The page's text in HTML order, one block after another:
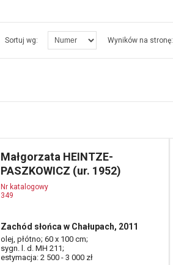
Sortuj wg: Wyników na stronę:
Małgorzata HEINTZE-
PASZKOWICZ (ur. 1952)
Nr katalogowy
349
Zachód słońca w Chałupach, 2011
olej, płótno; 60 x 100 cm;
sygn. l. d. MH 211;
estymacja: 2 500 - 3 000 zł